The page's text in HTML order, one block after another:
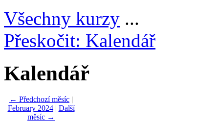
Všechny kurzy ...
Přeskočit: Kalendář
Kalendář
← Předchozí měsíc |
February 2024| Další
měsíc →